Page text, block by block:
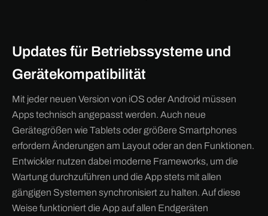
Updates für Betriebssysteme und
Gerätekompatibilität
Mit jeder neuen Version von iOS oder Android müssen
Apps technisch angepasst werden. Auch neue
Gerätegrößen wie Tablets oder größere Smartphones
erfordern Änderungen am Layout oder an den Funktionen.
Entwickler nutzen dabei moderne Frameworks, um die
Wartung durchzuführen und die App stets mit allen
gängigen Systemen synchronisiert zu halten. Auf diese
Weise funktioniert die App auf allen Endgeräten